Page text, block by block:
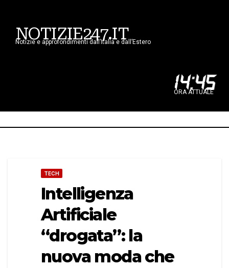
NOTIZIE247.IT
Notizie e approfondimenti dall’Italia e dall’Estero
14:45
ORA ATTUALE
TECH
Intelligenza
Artificiale
“drogata”: la
nuova moda che